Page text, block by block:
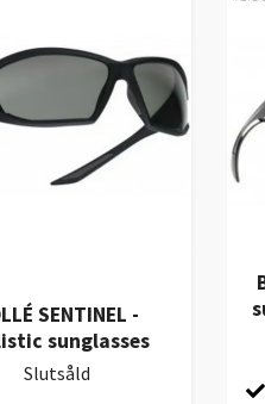
SENTINEL -
sunglasses
Slutsåld